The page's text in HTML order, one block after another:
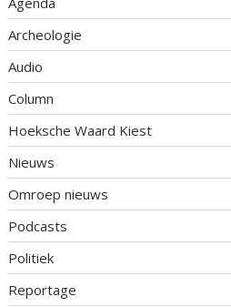
Archeologie
Audio
Column
Hoeksche Waard Kiest
Nieuws
Omroep nieuws
Podcasts
Politiek
Reportage